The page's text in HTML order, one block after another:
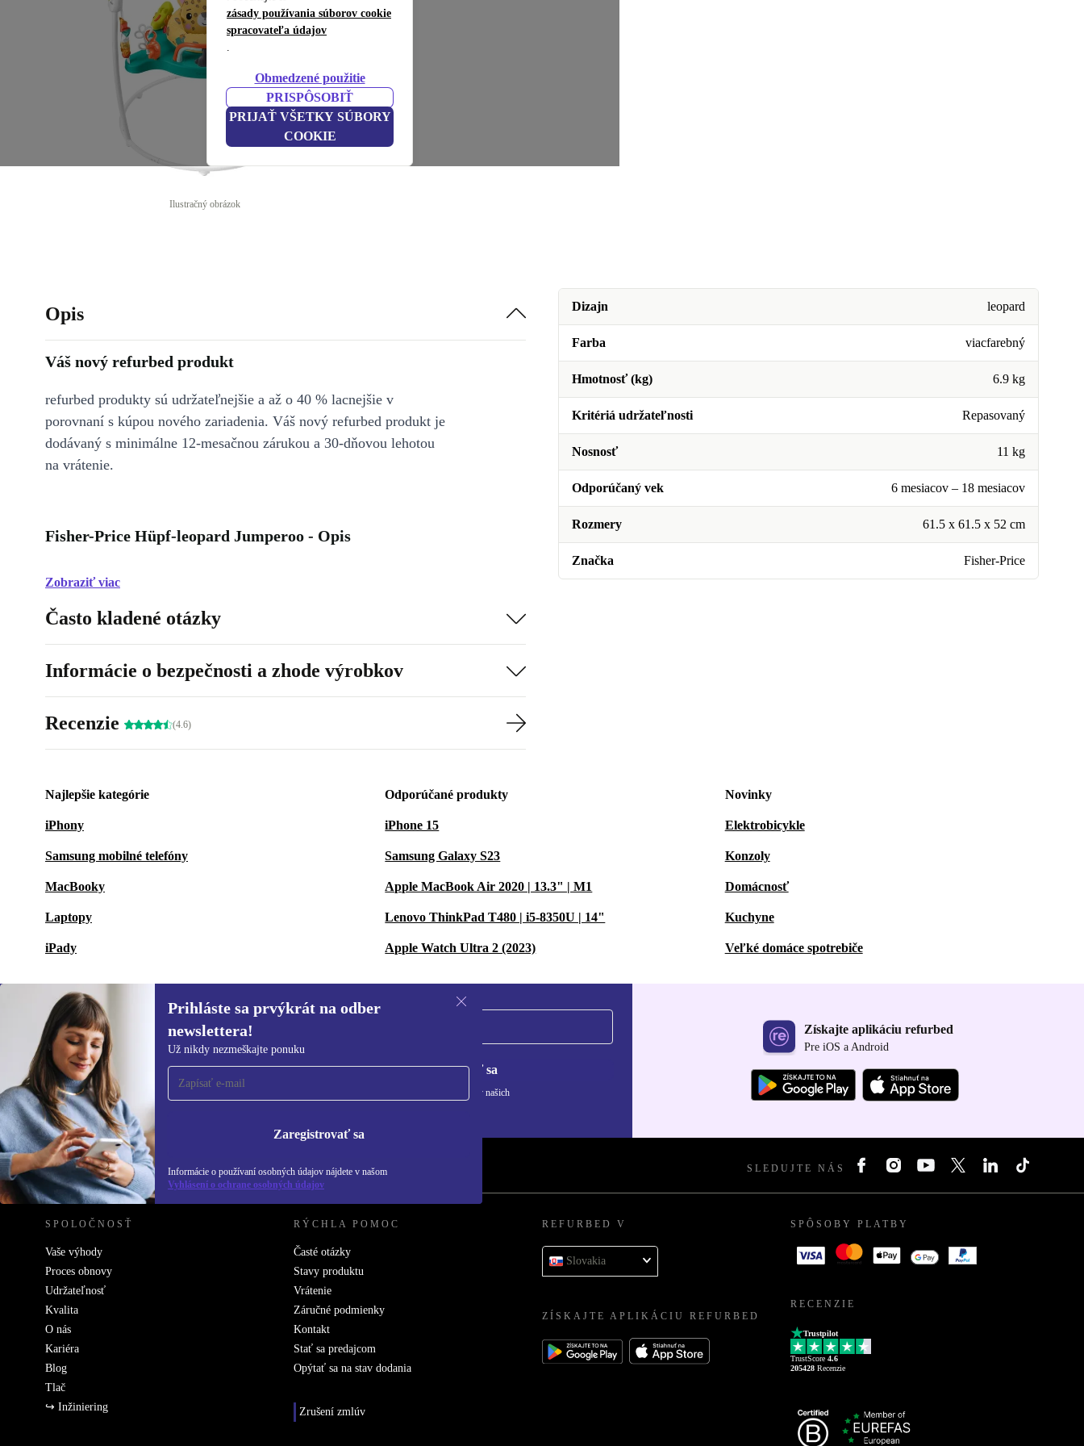
zásady používania súborov cookie
spracovateľa údajov
.
Obmedzené použitie
PRISPÔSOBIŤ
PRIJAŤ VŠETKY SÚBORY
COOKIE
Ilustračný obrázok
Dizajn leopard
Farba viacfarebný
Hmotnosť (kg) 6.9 kg
Kritériá udržateľnosti Repasovaný
Nosnosť 11 kg
Odporúčaný vek 6 mesiacov – 18 mesiacov
Rozmery 61.5 x 61.5 x 52 cm
Značka Fisher-Price
Opis
Váš nový refurbed produkt
refurbed produkty sú udržateľnejšie a až o 40 % lacnejšie v
porovnaní s kúpou nového zariadenia. Váš nový refurbed produkt je
dodávaný s minimálne 12-mesačnou zárukou a 30-dňovou lehotou
na vrátenie.
Fisher-Price Hüpf-leopard Jumperoo - Opis
Zobraziť viac
Často kladené otázky
Informácie o bezpečnosti a zhode výrobkov
Recenzie (4.6)
Najlepšie kategórie
iPhony
Samsung mobilné telefóny
MacBooky
Laptopy
iPady
Odporúčané produkty
iPhone 15
Samsung Galaxy S23
Apple MacBook Air 2020 | 13.3" | M1
Lenovo ThinkPad T480 | i5-8350U | 14"
Apple Watch Ultra 2 (2023)
Novinky
Elektrobicykle
Konzoly
Domácnosť
Kuchyne
Veľké domáce spotrebiče
Prihláste sa prvýkrát na odber
newslettera!
Už nikdy nezmeškajte ponuku
Zaregistrovať sa
Informácie o používaní osobných údajov nájdete v našom
Vyhlásení o ochrane osobných údajov
Prihláste sa prvýkrát na
newsletter!
Už nikdy nezmeškajte ponuku.
Zaregistrovať sa
Informácie o používaní osobných údajov nájdete v našich
Získajte aplikáciu refurbed
Pre iOS a Android
REFURBED SLOVENSKO – RETHINK NEW. SLEDUJTE NÁS
SPOLOČNOSŤ
Vaše výhody
Proces obnovy
Udržateľnosť
Kvalita
O nás
Kariéra
Blog
Tlač
↪ Inžiniering
RÝCHLA POMOC
Časté otázky
Stavy produktu
Vrátenie
Záručné podmienky
Kontakt
Stať sa predajcom
Opýtať sa na stav dodania
Zrušení zmlúv
REFURBED V
Slovakia
ZÍSKAJTE APLIKÁCIU REFURBED
SPÔSOBY PLATBY
RECENZIE
Trustpilot
TrustScore 4.6
205428 Recenzie